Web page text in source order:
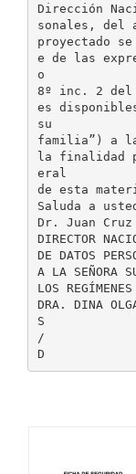
Dirección
sonales, del
proyectado
e de las
o
8º inc. 2 del
es
su
familia”) a
la finalidad
eral
de esta
Saluda a
Dr. Juan Cruz
DIRECTOR
DE DATOS
A LA SEÑORA
LOS
DRA. DINA
S
/